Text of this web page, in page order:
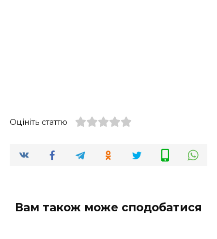
Оцініть статтю
Вам також може сподобатися